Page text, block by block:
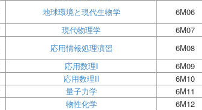
地球環境と現代生物学 6M06
現代物理学 6M07
応用情報処理演習 6M08
応用数理I 6M09
応用数理II 6M10
量子力学 6M11
物性化学 6M12